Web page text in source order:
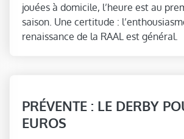
jouées à domicile, l’heure est au
saison. Une certitude :
renaissance de la RAAL est général.
PRÉVENTE : LE DERBY
EUROS